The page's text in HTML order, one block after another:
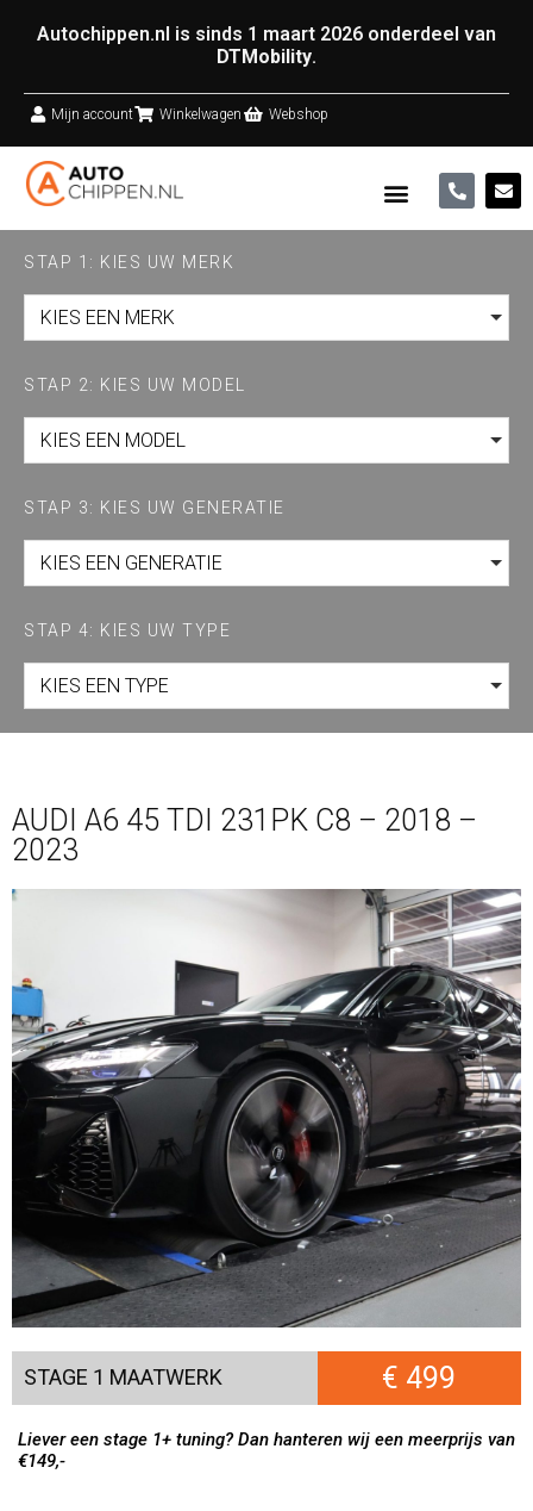
Autochippen.nl is sinds 1 maart 2026 onderdeel van
DTMobility.
Mijn account Winkelwagen Webshop
STAP 1: KIES UW MERK
KIES EEN MERK
STAP 2: KIES UW MODEL
KIES EEN MODEL
STAP 3: KIES UW GENERATIE
KIES EEN GENERATIE
STAP 4: KIES UW TYPE
KIES EEN TYPE
AUDI A6 45 TDI 231PK C8 – 2018 –
2023
STAGE 1 MAATWERK € 499
Liever een stage 1+ tuning? Dan hanteren wij een meerprijs van
€149,-